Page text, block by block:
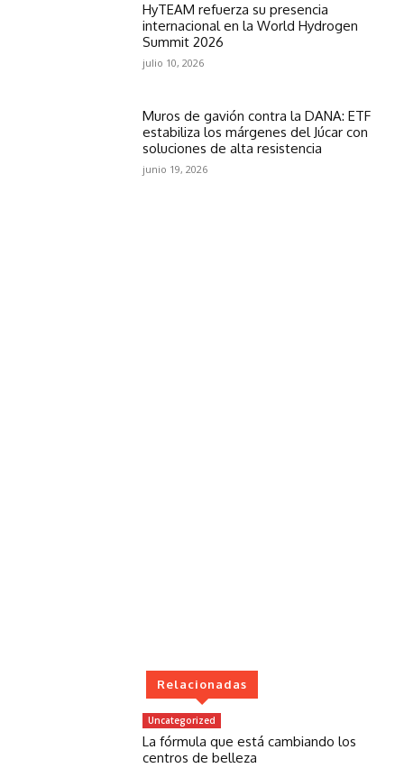
HyTEAM refuerza su presencia
internacional en la World Hydrogen
Summit 2026
julio 10, 2026
Muros de gavión contra la DANA: ETF
estabiliza los márgenes del Júcar con
soluciones de alta resistencia
junio 19, 2026
Relacionadas
Uncategorized
La fórmula que está cambiando los
centros de belleza